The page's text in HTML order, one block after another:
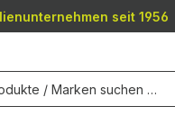
seit 1956